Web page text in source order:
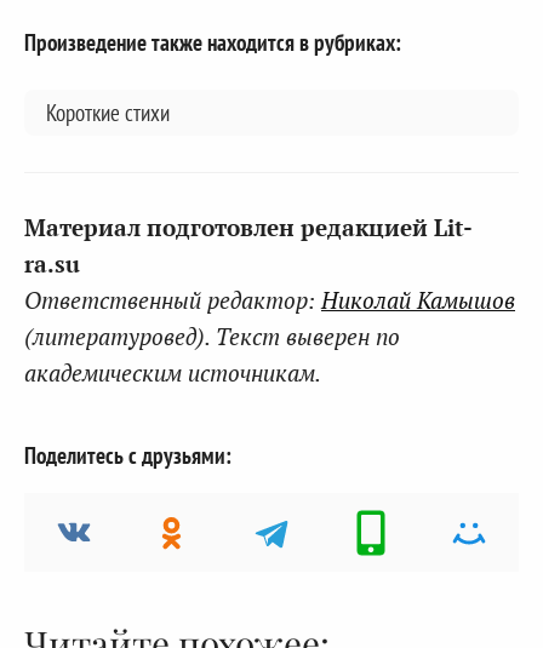
Произведение также находится в рубриках:
Короткие стихи
Материал подготовлен редакцией Lit-
ra.su
Ответственный редактор:Николай Камышов
(литературовед). Текст выверен по
академическим источникам.
Поделитесь с друзьями: